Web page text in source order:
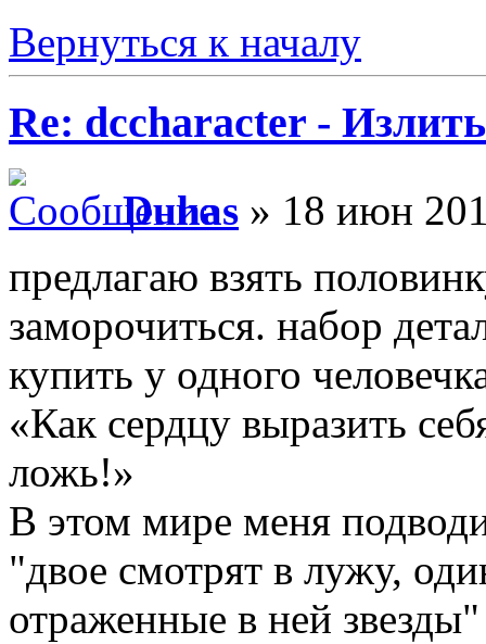
Вернуться к началу
Re: dccharacter -
Duhas » 18 июн
предлагаю взять
заморочиться. набор
купить у одного
«Как сердцу выразить
ложь!»
В этом мире меня
"двое смотрят в лужу,
отраженные в ней звезды"